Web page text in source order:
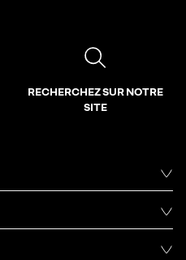
RECHERCHEZ SUR NOTRE
SITE